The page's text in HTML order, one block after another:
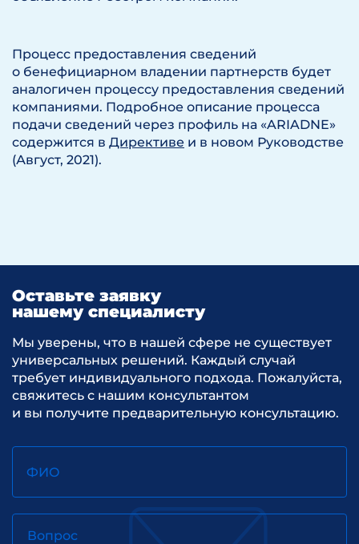
Процесс предоставления сведений
о бенефициарном владении партнерств будет
аналогичен процессу предоставления сведений
компаниями. Подробное описание процесса
подачи сведений через профиль на «ARIADNE»
содержится в Директиве и в новом Руководстве
(Август, 2021).
Оставьте заявку
нашему специалисту
Мы уверены, что в нашей сфере не существует
универсальных решений. Каждый случай
требует индивидуального подхода. Пожалуйста,
свяжитесь с нашим консультантом
и вы получите предварительную консультацию.
ФИО
Вопрос